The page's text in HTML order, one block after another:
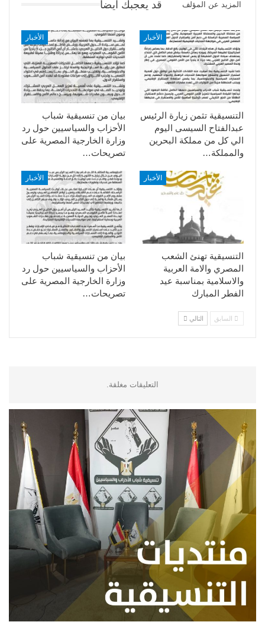
قد يعجبك ايضا المزيد عن المؤلف
الأخبار
بيان من تنسيقية شباب
الأحزاب والسياسيين حول رد
وزارة الخارجية المصرية على
تصريحات…
الأخبار
التنسيقية تثمن زيارة الرئيس
عبدالفتاح السيسى اليوم
الي كل من مملكة البحرين
والمملكة…
الأخبار
بيان من تنسيقية شباب
الأحزاب والسياسيين حول رد
وزارة الخارجية المصرية على
تصريحات…
الأخبار
التنسيقية تهنئ الشعب
المصري والامة العربية
والاسلامية بمناسبة عيد
الفطر المبارك
السابق التالي
التعليقات مغلقة.